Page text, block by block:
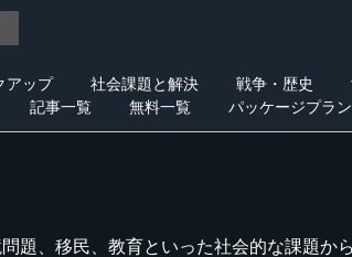
アップ 社会課題と解決 戦争・歴史
記事一覧
無料一覧 パッケージプラン
題、移民、教育といった社会的な課題か